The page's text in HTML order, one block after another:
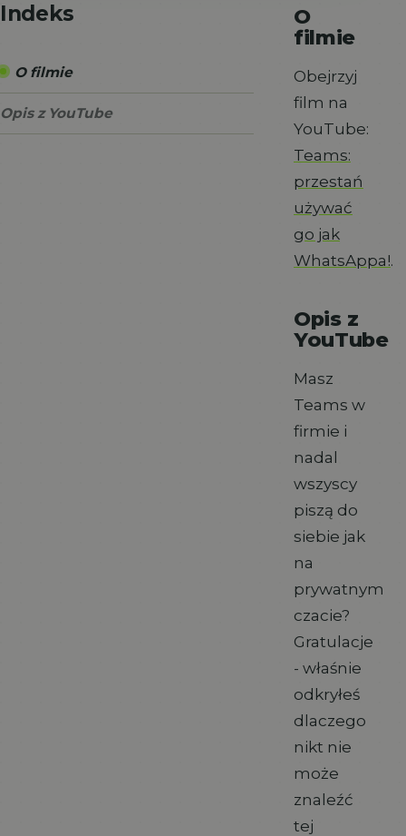
Indeks
O filmie
Opis z YouTube
O
filmie
Obejrzyj
film na
YouTube:
Teams:
przestań
używać
go jak
WhatsAppa!.
Opis z
YouTube
Masz
Teams w
firmie i
nadal
wszyscy
piszą do
siebie jak
na
prywatnym
czacie?
Gratulacje
- właśnie
odkryłeś
dlaczego
nikt nie
może
znaleźć
tej